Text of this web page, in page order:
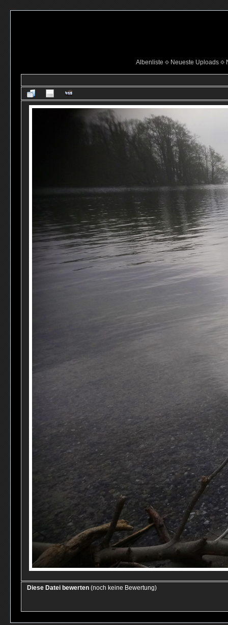
Albenliste Neueste Uploads
Diese Datei bewerten (noch keine Bewertung)